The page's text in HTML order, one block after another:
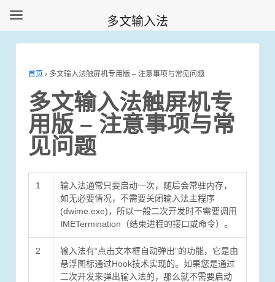
首页 › 多文输入法触屏机专用版 – 注意事项与常见问题
多文输入法触屏机专
用版 – 注意事项与常
见问题
1
输入法通常只要启动一次，随后会常驻内存，
如无必要情况，不需要关闭输入法主程序
(dwime.exe)，所以一般二次开发时不需要调用
IMETermination（结束进程的接口或命令）。
2
输入法有“点击文本框自动弹出”的功能，它是由
悬浮图标通过Hook技术实现的。如果您是通过
二次开发来弹出输入法的，那么就不需要启动
多文输入法